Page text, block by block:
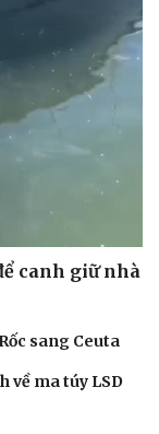
canh giữ nhà
sang Ceuta
về ma túy LSD